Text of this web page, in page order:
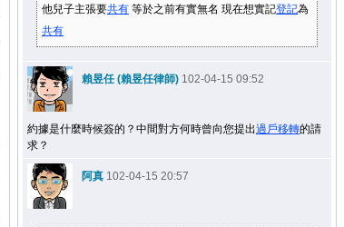
他兒子主張要共有 等於之前有實無名 現在想實記登記為
共有
賴昱任 (賴昱任律師) 102-04-15 09:52
約據是什麼時候簽的？中間對方何時曾向您提出過戶移轉的請
求？
阿真 102-04-15 20:57